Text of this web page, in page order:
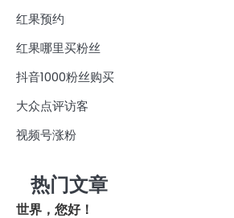
红果预约
红果哪里买粉丝
抖音1000粉丝购买
大众点评访客
视频号涨粉
热门文章
世界，您好！